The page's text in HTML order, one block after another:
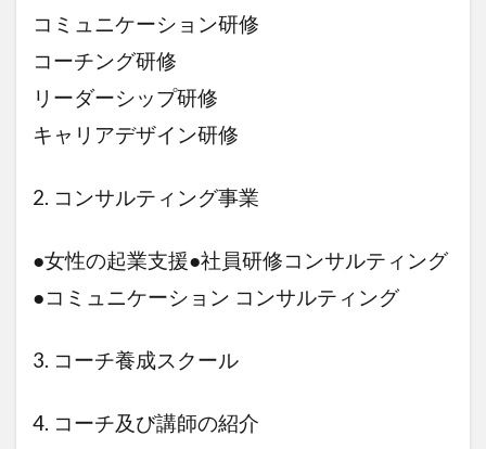
コミュニケーション研修
コーチング研修
リーダーシップ研修
キャリアデザイン研修
2. コンサルティング事業
●女性の起業支援●社員研修コンサルティング
●コミュニケーション コンサルティング
3. コーチ養成スクール
4. コーチ及び講師の紹介